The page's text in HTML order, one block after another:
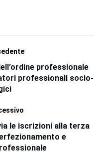
professionale
professionali socio-
le iscrizioni alla terza
e